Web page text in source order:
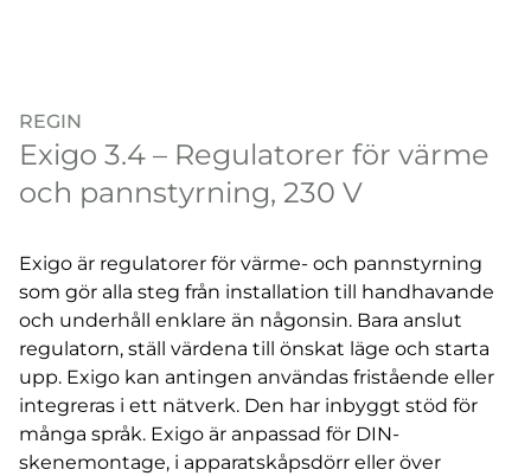
REGIN
Exigo 3.4 – Regulatorer för värme
och pannstyrning, 230 V
Exigo är regulatorer för värme- och pannstyrning
som gör alla steg från installation till handhavande
och underhåll enklare än någonsin. Bara anslut
regulatorn, ställ värdena till önskat läge och starta
upp. Exigo kan antingen användas fristående eller
integreras i ett nätverk. Den har inbyggt stöd för
många språk. Exigo är anpassad för DIN-
skenemontage, i apparatskåpsdörr eller över